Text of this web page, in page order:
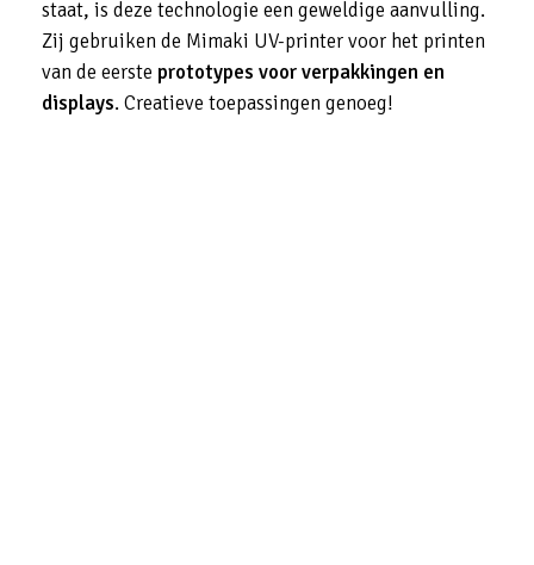
staat, is deze technologie een geweldige aanvulling.
Zij gebruiken de Mimaki UV-printer voor het printen
van de eerste prototypes voor verpakkingen en
displays. Creatieve toepassingen genoeg!